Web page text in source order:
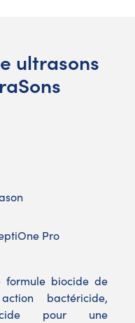
ultrasons
Pro
formule biocide de
bactéricide,
pour une